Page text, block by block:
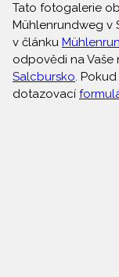
Tato fotogalerie
Mühlenrundweg v
v článku
odpovědi na Vaše
Salcbursko.
dotazovací